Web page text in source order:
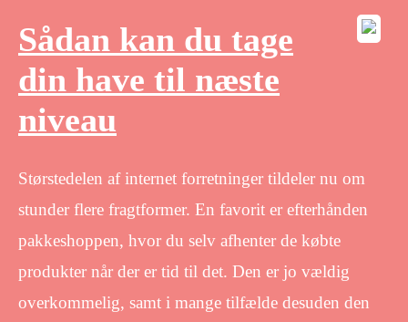
Sådan kan du tage
din have til næste
niveau
Størstedelen af internet forretninger tildeler nu om
stunder flere fragtformer. En favorit er efterhånden
pakkeshoppen, hvor du selv afhenter de købte
produkter når der er tid til det. Den er jo vældig
overkommelig, samt i mange tilfælde desuden den